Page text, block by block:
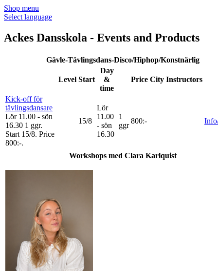
Shop menu
Select language
Ackes Dansskola - Events and Products
Gävle-Tävlingsdans-Disco/Hiphop/Konstnärlig
Level Start
Day
&
time
Price City Instructors
Kick-off för
tävlingsdansare
Lör 11.00 - sön
16.30 1 ggr.
Start 15/8. Price
800:-.
15/8
Lör
11.00
- sön
16.30
1
ggr
800:-
Workshops med Clara Karlquist